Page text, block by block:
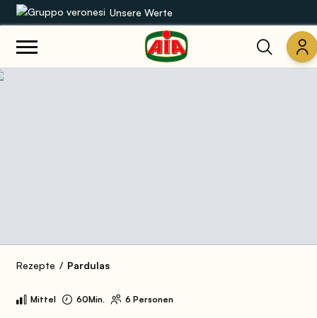
Unsere Werte
Unsere Sortimente
Rezepte Pardulas
Mittel 60Min. 6 Personen